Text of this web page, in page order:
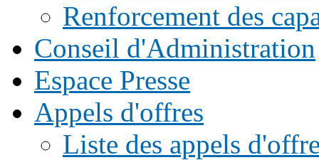
Renforcement des
Conseil d'Administration
Espace Presse
Appels d'offres
Liste des appels